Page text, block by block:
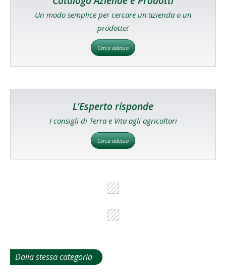
Un modo semplice per cercare un'azienda o un
prodotto!
Cerca adesso
L'Esperto risponde
I consigli di Terra e Vita agli agricoltori
Cerca adesso
Dalla stessa categoria